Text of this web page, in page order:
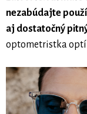
nezabúdajte
aj dostatočný
optometristka